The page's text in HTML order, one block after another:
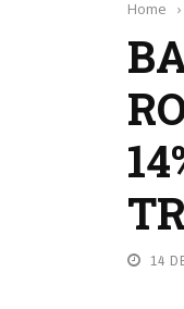
Home ›
14